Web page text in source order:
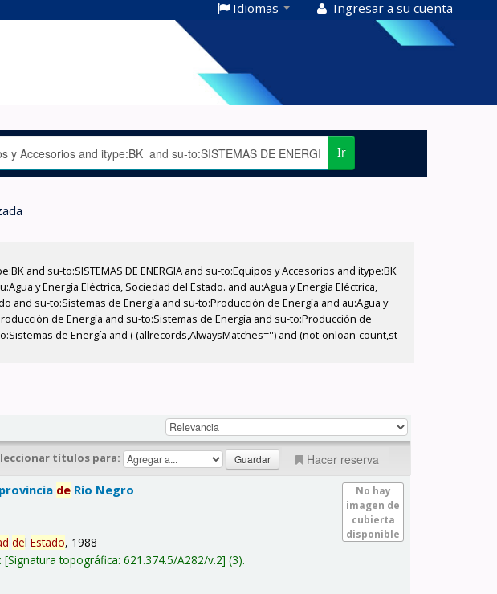
Idiomas Ingresar a su cuenta
Ir
and su-to:SISTEMAS DE ENERGIA and su-to:Equipos y Accesorios and itype:BK
y Energía Eléctrica, Sociedad del Estado. and au:Agua y Energía Eléctrica,
and su-to:Sistemas de Energía and su-to:Producción de Energía and au:Agua y
de Energía and su-to:Sistemas de Energía and su-to:Producción de
de Energía and ( (allrecords,AlwaysMatches='') and (not-onloan-count,st-
títulos para: Hacer reserva
No hay
imagen de
cubierta
disponible
de Río Negro
delEstado, 1988
Signatura topográfica:621.374.5/A282/v.2 (3).